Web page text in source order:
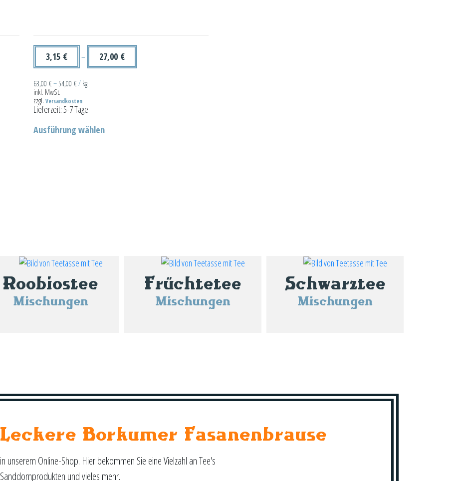
3,15 € – 27,00 €
63,00€– 54,00€/ kg
inkl. MwSt.
zzgl.Versandkosten
Lieferzeit:5-7 Tage
Ausführung wählenProdukt
Roobiostee
Mischungen
Früchtetee
Mischungen
Schwarztee
Mischungen
Leckere Borkumer Fasanenbrause
in unserem Online-Shop. Hier bekommen Sie eine Vielzahl an Tee's
Sanddornprodukten und vieles mehr.